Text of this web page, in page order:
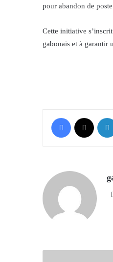
pour abandon de
Cette initiative
gabonais et à garantir
Facebook